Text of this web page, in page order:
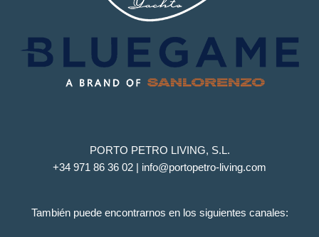
PORTO PETRO LIVING, S.L.
+34 971 86 36 02 | info@portopetro-living.com
También puede encontrarnos en los siguientes canales: